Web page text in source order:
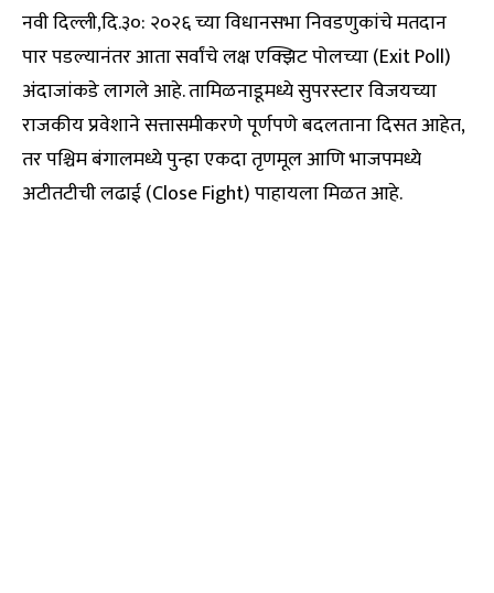
नवी दिल्ली,दि.३०: २०२६ च्या विधानसभा निवडणुकांचे मतदान
पार पडल्यानंतर आता सर्वांचे लक्ष एक्झिट पोलच्या (Exit Poll)
अंदाजांकडे लागले आहे. तामिळनाडूमध्ये सुपरस्टार विजयच्या
राजकीय प्रवेशाने सत्तासमीकरणे पूर्णपणे बदलताना दिसत आहेत,
तर पश्चिम बंगालमध्ये पुन्हा एकदा तृणमूल आणि भाजपमध्ये
अटीतटीची लढाई (Close Fight) पाहायला मिळत आहे.